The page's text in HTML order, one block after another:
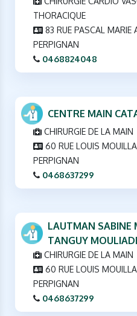
THORACIQUE
83 RUE PASCAL
PERPIGNAN
0468824048
CENTRE MAIN
CHIRURGIE DE LA MAIN
60 RUE LOUIS
PERPIGNAN
0468637299
LAUTMAN SABINE
TANGUY
CHIRURGIE DE LA MAIN
60 RUE LOUIS
PERPIGNAN
0468637299